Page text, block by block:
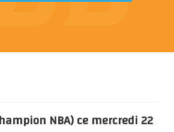
NBA) ce mercredi 22